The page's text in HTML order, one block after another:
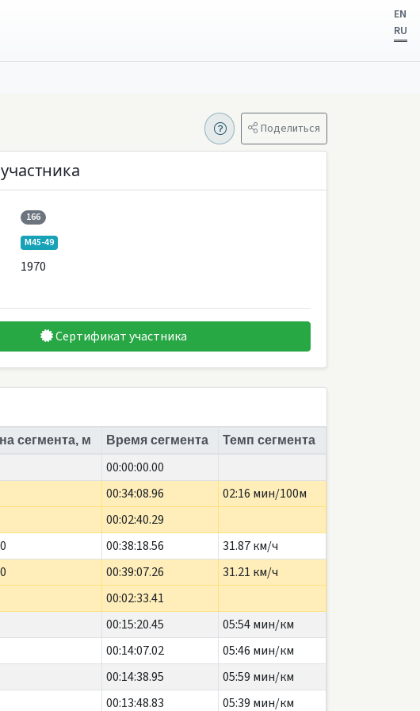
EN
RU
Поделиться
166
M45-49
1970
Сертификат участника
сегмента, м Время сегмента
Темп сегмента
00:00:00.00
00:34:08.96 02:16 мин/100м
00:02:40.29
00:38:18.56 31.87 км/ч
00:39:07.26 31.21 км/ч
00:02:33.41
00:15:20.45 05:54 мин/км
00:14:07.02 05:46 мин/км
00:14:38.95 05:59 мин/км
00:13:48.83 05:39 мин/км